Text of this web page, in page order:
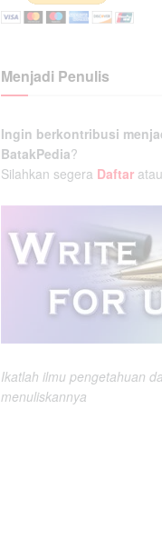
Menjadi Penulis
Ingin berkontribusi
BatakPedia?
Silahkan segera Daftar atau
Ikatlah ilmu pengetahuan
menuliskannya